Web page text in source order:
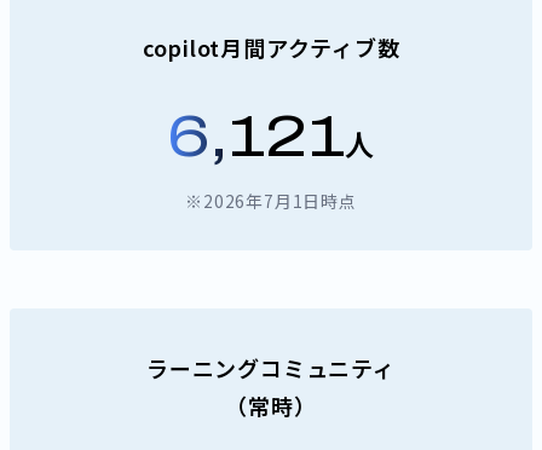
copilot月間アクティブ数
6,121人
※2026年7月1日時点
ラーニングコミュニティ
（常時）